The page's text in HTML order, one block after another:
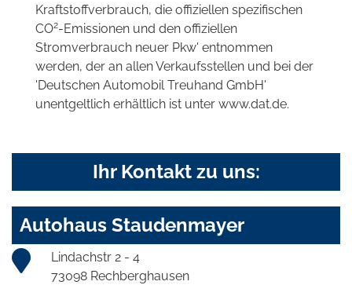
Kraftstoffverbrauch, die offiziellen spezifischen
CO2-Emissionen und den offiziellen
Stromverbrauch neuer Pkw' entnommen
werden, der an allen Verkaufsstellen und bei der
'Deutschen Automobil Treuhand GmbH'
unentgeltlich erhältlich ist unter www.dat.de.
Ihr Kontakt zu uns:
Autohaus Staudenmayer
Lindachstr 2 - 4
73098 Rechberghausen